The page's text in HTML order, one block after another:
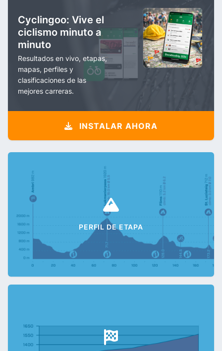
Cyclingoo: Vive el
ciclismo minuto a
minuto
Resultados en vivo, etapas,
mapas, perfiles y
clasificaciones de las
mejores carreras.
INSTALAR AHORA
PERFIL DE ETAPA